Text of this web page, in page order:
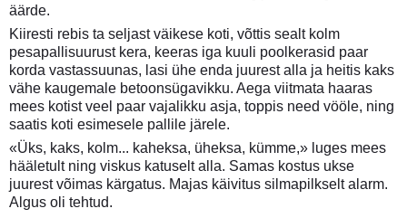
äärde.
Kiiresti rebis ta seljast väikese koti, võttis sealt kolm
pesapallisuurust kera, keeras iga kuuli poolkerasid paar
korda vastassuunas, lasi ühe enda juurest alla ja heitis kaks
vähe kaugemale betoonsügavikku. Aega viitmata haaras
mees kotist veel paar vajalikku asja, toppis need vööle, ning
saatis koti esimesele pallile järele.
«Üks, kaks, kolm... kaheksa, üheksa, kümme,» luges mees
hääletult ning viskus katuselt alla. Samas kostus ukse
juurest võimas kärgatus. Majas käivitus silmapilkselt alarm.
Algus oli tehtud.